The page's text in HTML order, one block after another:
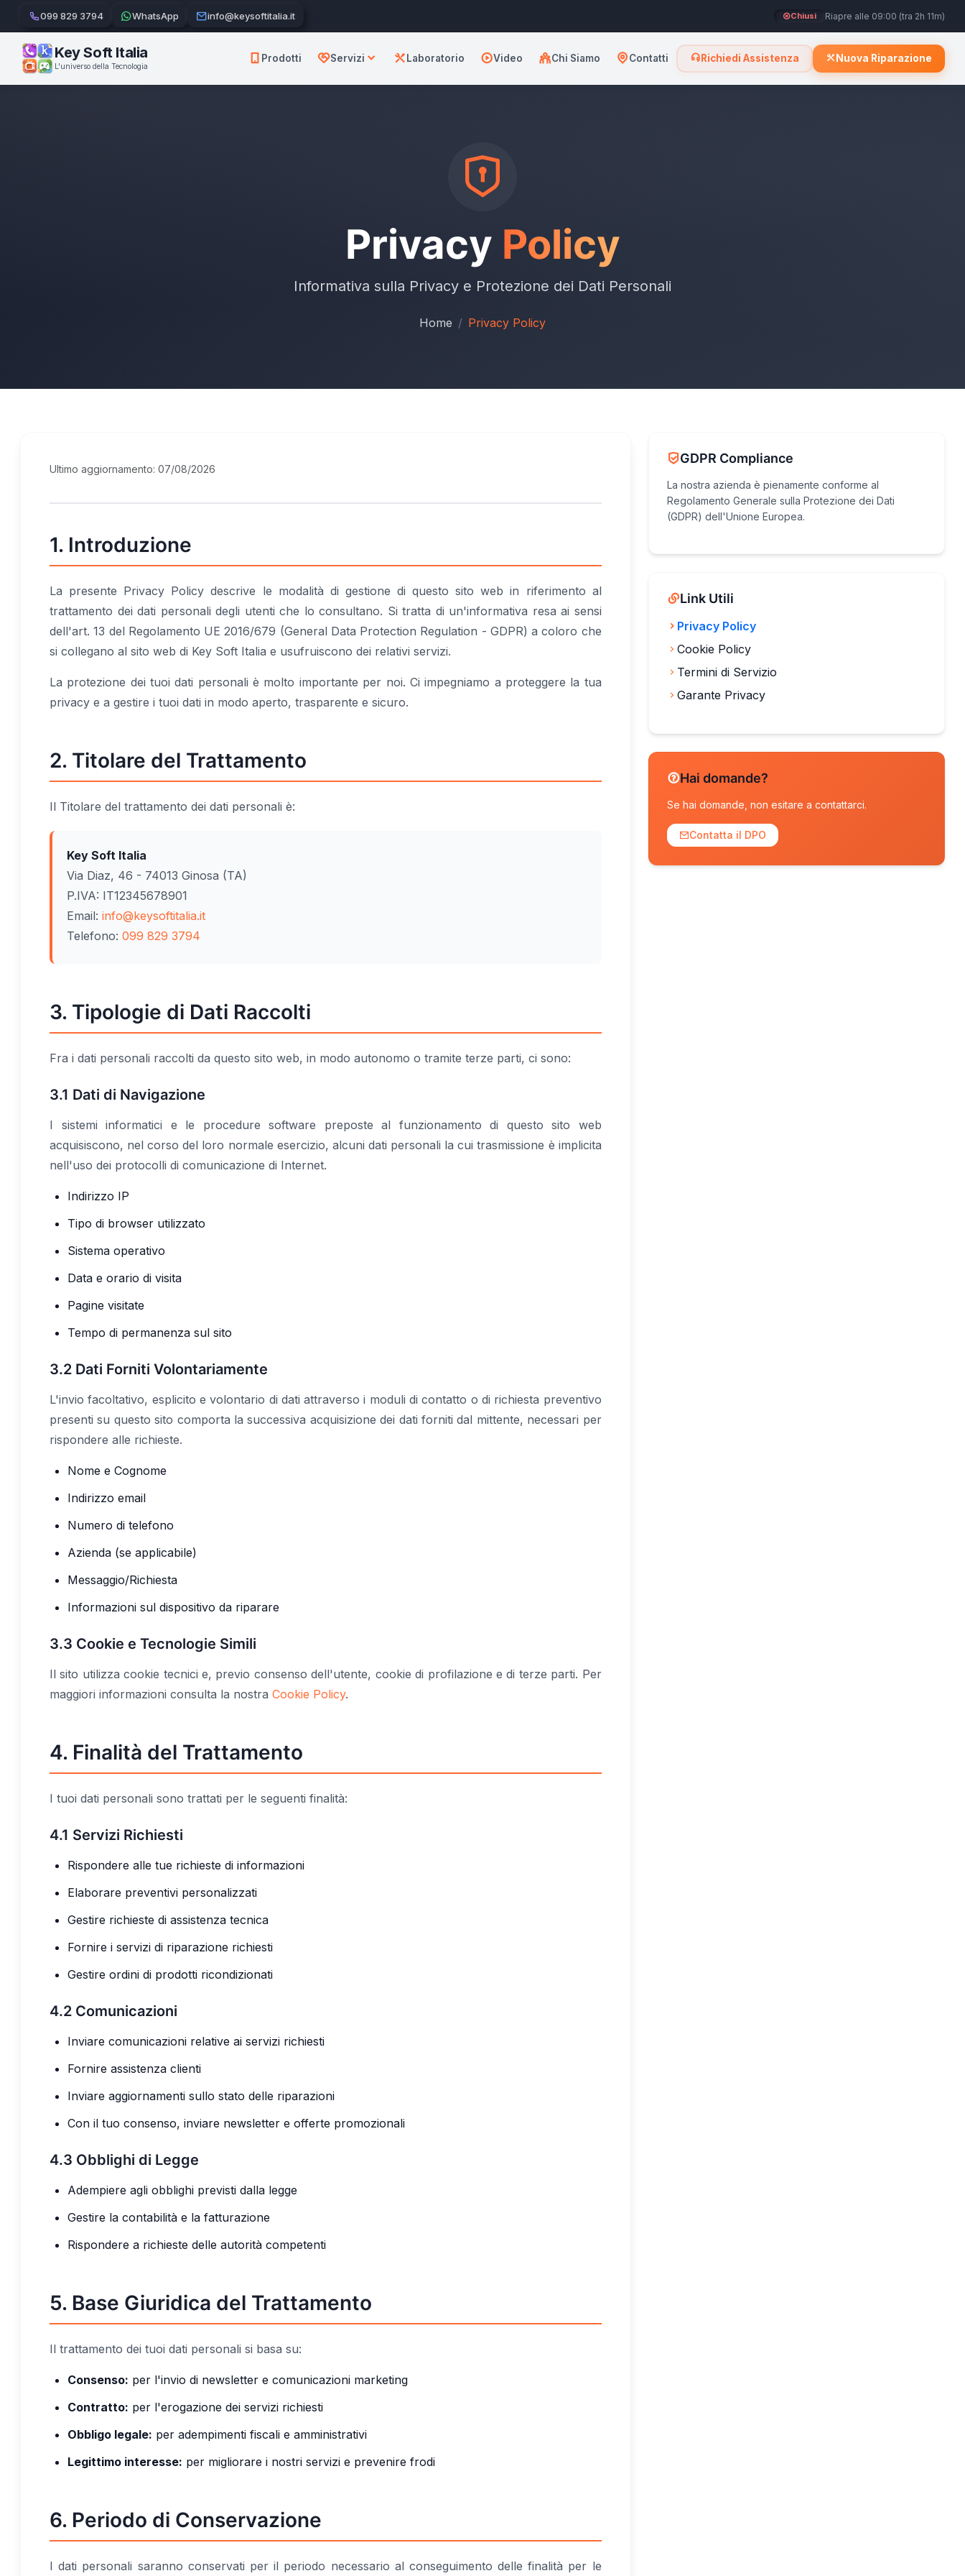
099 829 3794 WhatsApp info@keysoftitalia.it Chiusi Riapre alle 09:00 (tra 2h 11m)
Key Soft Italia
L'universo della Tecnologia
Prodotti Servizi Laboratorio Video Chi Siamo Contatti Richiedi Assistenza Nuova Riparazione
Privacy Policy
Informativa sulla Privacy e Protezione dei Dati Personali
Home Privacy Policy
Ultimo aggiornamento: 07/08/2026
1. Introduzione
La presente Privacy Policy descrive le modalità di gestione di questo sito web in riferimento al
trattamento dei dati personali degli utenti che lo consultano. Si tratta di un'informativa resa ai sensi
dell'art. 13 del Regolamento UE 2016/679 (General Data Protection Regulation - GDPR) a coloro che
si collegano al sito web di Key Soft Italia e usufruiscono dei relativi servizi.
La protezione dei tuoi dati personali è molto importante per noi. Ci impegniamo a proteggere la tua
privacy e a gestire i tuoi dati in modo aperto, trasparente e sicuro.
2. Titolare del Trattamento
Il Titolare del trattamento dei dati personali è:
Key Soft Italia
Via Diaz, 46 - 74013 Ginosa (TA)
P.IVA: IT12345678901
Email: info@keysoftitalia.it
Telefono: 099 829 3794
3. Tipologie di Dati Raccolti
Fra i dati personali raccolti da questo sito web, in modo autonomo o tramite terze parti, ci sono:
3.1 Dati di Navigazione
I sistemi informatici e le procedure software preposte al funzionamento di questo sito web
acquisiscono, nel corso del loro normale esercizio, alcuni dati personali la cui trasmissione è implicita
nell'uso dei protocolli di comunicazione di Internet.
Indirizzo IP
Tipo di browser utilizzato
Sistema operativo
Data e orario di visita
Pagine visitate
Tempo di permanenza sul sito
3.2 Dati Forniti Volontariamente
L'invio facoltativo, esplicito e volontario di dati attraverso i moduli di contatto o di richiesta preventivo
presenti su questo sito comporta la successiva acquisizione dei dati forniti dal mittente, necessari per
rispondere alle richieste.
Nome e Cognome
Indirizzo email
Numero di telefono
Azienda (se applicabile)
Messaggio/Richiesta
Informazioni sul dispositivo da riparare
3.3 Cookie e Tecnologie Simili
Il sito utilizza cookie tecnici e, previo consenso dell'utente, cookie di profilazione e di terze parti. Per
maggiori informazioni consulta la nostra Cookie Policy.
4. Finalità del Trattamento
I tuoi dati personali sono trattati per le seguenti finalità:
4.1 Servizi Richiesti
Rispondere alle tue richieste di informazioni
Elaborare preventivi personalizzati
Gestire richieste di assistenza tecnica
Fornire i servizi di riparazione richiesti
Gestire ordini di prodotti ricondizionati
4.2 Comunicazioni
Inviare comunicazioni relative ai servizi richiesti
Fornire assistenza clienti
Inviare aggiornamenti sullo stato delle riparazioni
Con il tuo consenso, inviare newsletter e offerte promozionali
4.3 Obblighi di Legge
Adempiere agli obblighi previsti dalla legge
Gestire la contabilità e la fatturazione
Rispondere a richieste delle autorità competenti
5. Base Giuridica del Trattamento
Il trattamento dei tuoi dati personali si basa su:
Consenso: per l'invio di newsletter e comunicazioni marketing
Contratto: per l'erogazione dei servizi richiesti
Obbligo legale: per adempimenti fiscali e amministrativi
Legittimo interesse: per migliorare i nostri servizi e prevenire frodi
6. Periodo di Conservazione
I dati personali saranno conservati per il periodo necessario al conseguimento delle finalità per le
GDPR Compliance
La nostra azienda è pienamente conforme al
Regolamento Generale sulla Protezione dei Dati
(GDPR) dell'Unione Europea.
Link Utili
Privacy Policy
Cookie Policy
Termini di Servizio
Garante Privacy
Hai domande?
Se hai domande, non esitare a contattarci.
Contatta il DPO